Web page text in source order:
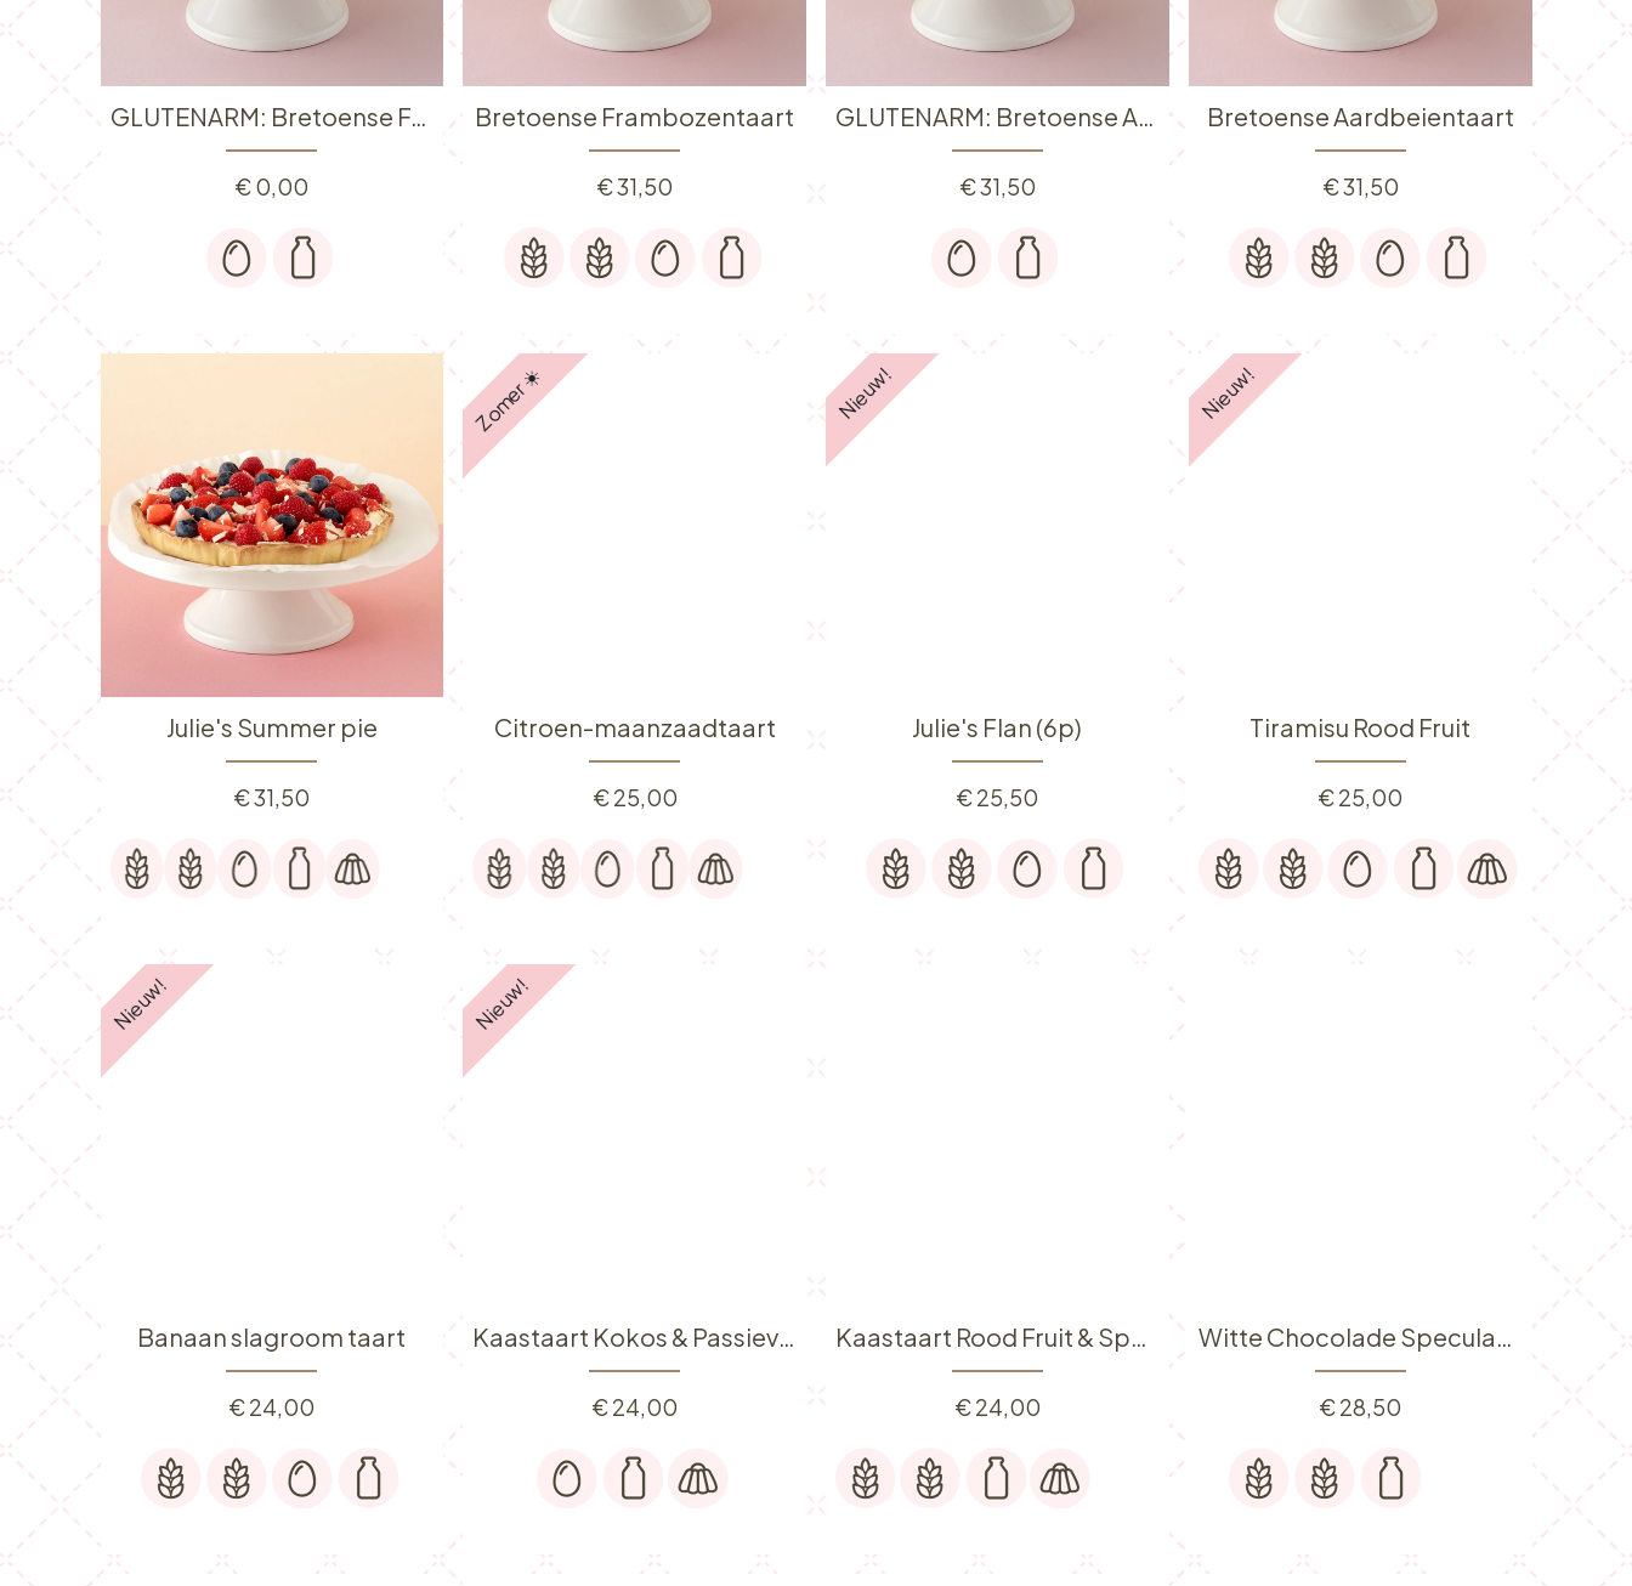
GLUTENARM: Bretoense Frambozentaart
€0,00
Bretoense Frambozentaart
€31,50
GLUTENARM: Bretoense Aardbeientaart
€31,50
Bretoense Aardbeientaart
€31,50
Julie's Summer pie
€31,50
Zomer ☀️
Citroen-maanzaadtaart
€25,00
Nieuw!
Julie's Flan (6p)
€25,50
Nieuw!
Tiramisu Rood Fruit
€25,00
Nieuw!
Banaan slagroom taart
€24,00
Nieuw!
Kaastaart Kokos & Passievrucht
€24,00
Kaastaart Rood Fruit & Speculaas
€24,00
Witte Chocolade Speculaas taart
€28,50